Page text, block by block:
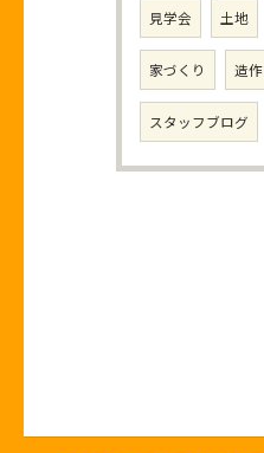
見学会 土地
家づくり 造作
スタッフブログ